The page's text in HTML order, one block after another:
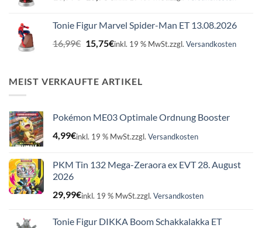
Preis
16,99€15,75€.
Tonie Figur Marvel Spider-Man ET 13.08.2026
16,99€ Ursprünglicher
Preis
16,99€
15,75€Aktueller
15,75€.
inkl. 19 % MwSt.zzgl. Versandkosten
MEIST VERKAUFTE ARTIKEL
Pokémon ME03 Optimale Ordnung Booster
4,99€inkl. 19 % MwSt.zzgl. Versandkosten
PKM Tin 132 Mega-Zeraora ex EVT 28. August
2026
29,99€inkl. 19 % MwSt.zzgl. Versandkosten
Tonie Figur DIKKA Boom Schakkalakka ET